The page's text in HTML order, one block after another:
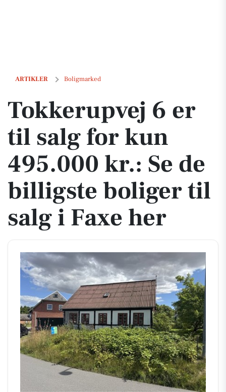
ARTIKLER Boligmarked
Tokkerupvej 6 er til salg for kun 495.000 kr.: Se de billigste boliger
Tokkerupvej 6 er
til salg for kun
495.000 kr.: Se de
billigste boliger til
salg i Faxe her